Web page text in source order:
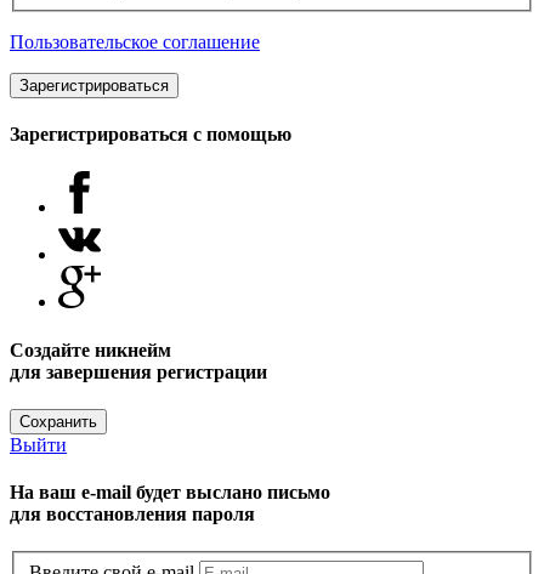
Пользовательское соглашение
Зарегистрироваться
Зарегистрироваться с помощью
Создайте никнейм
для завершения регистрации
Сохранить
Выйти
На ваш e-mail будет выслано письмо
для восстановления пароля